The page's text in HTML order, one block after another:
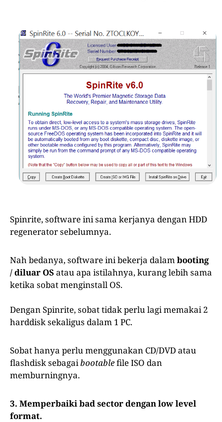
Spinrite, software ini sama kerjanya dengan HDD
regenerator sebelumnya.
Nah bedanya, software ini bekerja dalambooting
/ diluar OSatau apa istilahnya, kurang lebih sama
ketika sobat menginstall OS.
Dengan Spinrite, sobat tidak perlu lagi memakai 2
harddisk sekaligus dalam 1 PC.
Sobat hanya perlu menggunakan CD/DVD atau
flashdisk sebagaibootablefile ISO dan
memburningnya.
3. Memperbaiki bad sector dengan low level
format.